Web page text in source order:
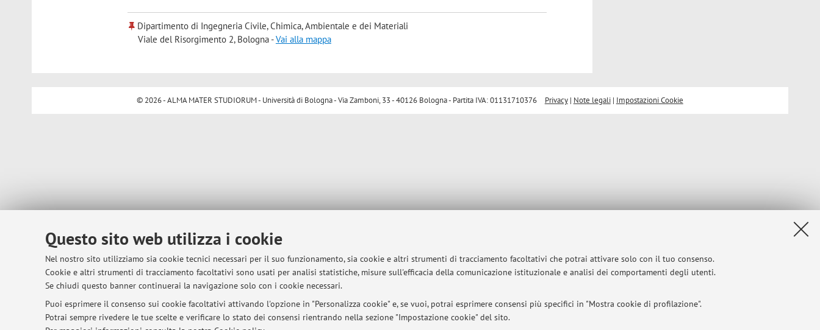
Questo sito web utilizza i cookie
Nel nostro sito utilizziamo sia cookie tecnici necessari per il suo funzionamento, sia cookie e altri strumenti di tracciamento facoltativi che potrai attivare solo con il tuo consenso.
Cookie e altri strumenti di tracciamento facoltativi sono usati per analisi statistiche, misure sull'efficacia della comunicazione istituzionale e analisi dei comportamenti degli utenti.
Se chiudi questo banner continuerai la navigazione solo con i cookie necessari.
Puoi esprimere il consenso sui cookie facoltativi attivando l'opzione in "Personalizza cookie" e, se vuoi, potrai esprimere consensi più specifici in "Mostra cookie di profilazione".
Potrai sempre rivedere le tue scelte e verificare lo stato dei consensi rientrando nella sezione "Impostazione cookie" del sito.
Dipartimento di Ingegneria Civile, Chimica, Ambientale e dei Materiali
Viale del Risorgimento 2, Bologna -Vai alla mappa
© 2026 - ALMA MATER STUDIORUM - Università di Bologna - Via Zamboni, 33 - 40126 Bologna - Partita IVA: 01131710376 Privacy| Note legali| Impostazioni Cookie